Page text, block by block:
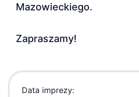
Mazowieckiego.
Zapraszamy!
Data imprezy: